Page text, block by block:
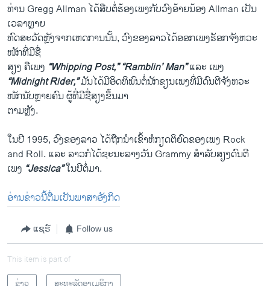
ທ່ານ Gregg Allman ໄດ້ສືບຕໍ່ຮ້ອງເພງກັບວົງອ້າຍນ້ອງ Allman ເປັນ
ເວລາຫຼາຍ
ທົດສະວັດຫຼັງຈາກເຫດການນັ້ນ, ວົງຂອງລາວໄດ້ອອກເພງຣັອກຈັງຫວະ
ໜັກທີ່ມີຊື່
ສຽງ ຄືເພງ “Whipping Post,” “Ramblin’ Man”ແລະ ເພງ
“Midnight Rider,”ມັນໄດ້ມີອິດທິພົນຕໍ່ນັກຂຽນເພງທີ່ມີດົນຕີຈັງຫວະ
ໜັກນັບຫຼາຍຄົນ ຜູ້ທີ່ມີຊື່ສຽງຂຶ້ນມາ
ຕາມຫຼັງ.
ໃນປີ 1995, ວົງຂອງລາວ ໄດ້ຖືກນຳເຂົ້າຫໍກຽດຕິຍົດຂອງເພງ Rock
and Roll. ແລະ ລາວກໍໄດ້ຊະນະລາງວັນ Grammy ສຳລັບສຽງດົນຕີ
ເພງ “Jessica”ໃນປີຕໍ່ມາ.
ອ່ານຂ່າວນີ້ຕື່ມເປັນພາສາອັງກິດ
ແຊຣ໌ Follow us
This item is part of
ຂ່າວ
ສະຫະລັດອາເມຣິກາ